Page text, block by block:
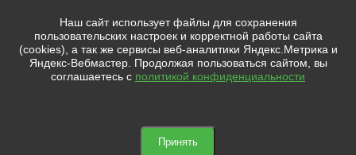
255-74-75
zakaz@mfstudio.ru
Мы в социальных сетях:
© 2021 | Студия MY FLOWERS STUDIO
Наш сайт использует файлы для сохранения
пользовательских настроек и корректной работы сайта
(cookies), а так же сервисы веб-аналитики Яндекс.Метрика и
Яндекс-Вебмастер. Продолжая пользоваться сайтом, вы
соглашаетесь с политикой конфиденциальности
Принять